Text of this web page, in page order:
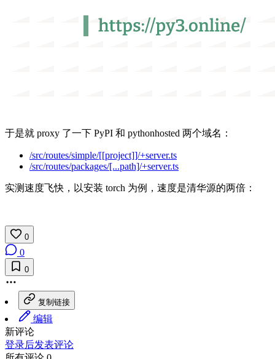
于是就 proxy 了一下 PyPI 和 pythonhosted 两个域名：
/src/routes/simple/[[project]]/+server.ts
/src/routes/packages/[...path]/+server.ts
实测速度飞快，以安装 torch 为例，速度是清华源的两倍：
0
0
0
复制链接
编辑
新评论
登录后发表评论